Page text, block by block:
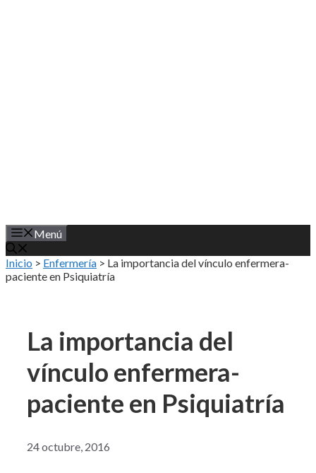
Menú
Inicio > Enfermería > La importancia del vínculo enfermera-
paciente en Psiquiatría
La importancia del
vínculo enfermera-
paciente en Psiquiatría
24 octubre, 2016